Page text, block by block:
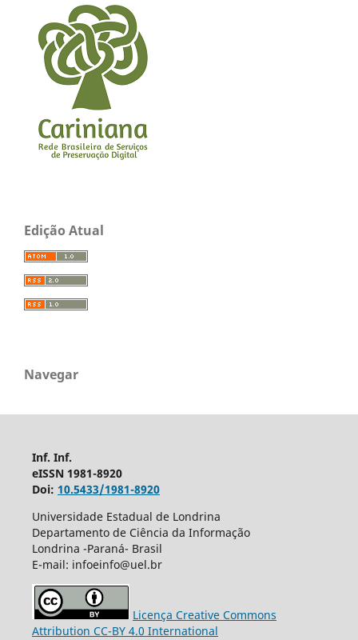
Edição Atual
Navegar
Inf. Inf.
eISSN 1981-8920
Doi: 10.5433/1981-8920
Universidade Estadual de Londrina
Departamento de Ciência da Informação
Londrina -Paraná- Brasil
E-mail: infoeinfo@uel.br
Licença Creative Commons
Attribution CC-BY 4.0 International